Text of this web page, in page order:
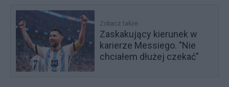
Zobacz także
Zaskakujący kierunek w
karierze Messiego. "Nie
chciałem dłużej czekać"